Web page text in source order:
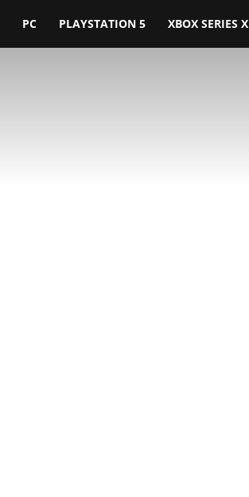
PC PLAYSTATION 5 XBOX SERIES X